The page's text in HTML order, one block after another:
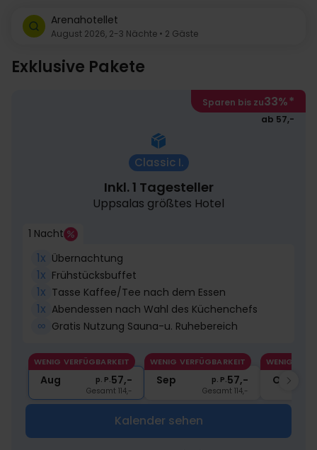
Arenahotellet
August 2026, 2-3 Nächte • 2 Gäste
Exklusive Pakete
Sparen bis zu33%*
ab 57,-
Classic I.
Inkl. 1 Tagesteller
Uppsalas größtes Hotel
1 Nacht
1x Übernachtung
1x Frühstücksbuffet
1x Tasse Kaffee/Tee nach dem Essen
1x Abendessen nach Wahl des Küchenchefs
∞ Gratis Nutzung Sauna-u. Ruhebereich
WENIG VERFÜGBARKEIT
Aug p. P.57,-
Gesamt 114,-
WENIG VERFÜGBARKEIT
Sep p. P.57,-
Gesamt 114,-
WENIG
Okt
Kalender sehen